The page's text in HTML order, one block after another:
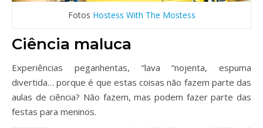
Fotos Hostess With The Mostess
Ciência maluca
Experiências peganhentas, “lava “nojenta, espuma
divertida… porque é que estas coisas não fazem parte das
aulas de ciência? Não fazem, mas podem fazer parte das
festas para meninos.